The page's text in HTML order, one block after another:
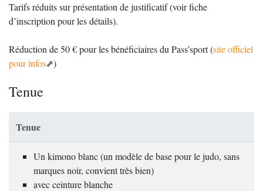
Tarifs réduits sur présentation de justificatif (voir fiche
d’inscription pour les détails).
Réduction de 50 € pour les bénéficiaires du Pass’sport (site officiel
pour infos
)
Tenue
Tenue
Un kimono blanc (un modèle de base pour le judo, sans
marques noir, convient très bien)
avec ceinture blanche